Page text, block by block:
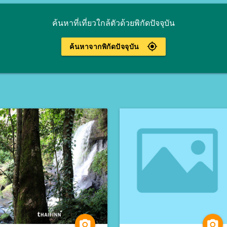
ค้นหาที่เที่ยวใกล้ตัวด้วยพิกัดปัจจุบัน
gps_fixed
ค้นหาจากพิกัดปัจจุบัน